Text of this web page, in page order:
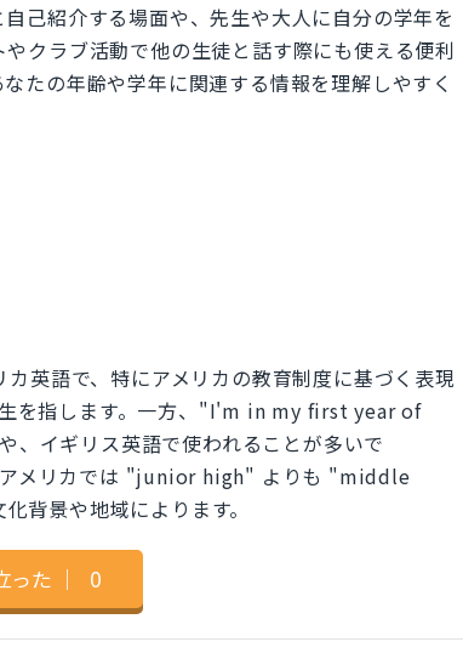
己紹介する場面や、先生や大人に自分の学年を
クラブ活動で他の生徒と話す際にも使える便利
たの年齢や学年に関連する情報を理解しやすく
語で、特にアメリカの教育制度に基づく表現
を指します。一方、"I'm in my first year of
イギリス英語で使われることが多いで
メリカでは "junior high" よりも "middle
背景や地域によります。
った ｜ 0